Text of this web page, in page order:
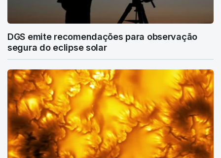
DGS emite recomendações para observação
segura do eclipse solar